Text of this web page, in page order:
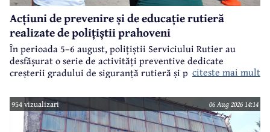
Acțiuni de prevenire și de educație rutieră
realizate de polițiștii prahoveni
În perioada 5–6 august, polițiștii Serviciului Rutier au
desfășurat o serie de activități preventive dedicate
creșterii gradului de siguranță rutieră și promovării unui
estival.
citeste mai mult
954 vizualizari 06 Aug 2026 14:14